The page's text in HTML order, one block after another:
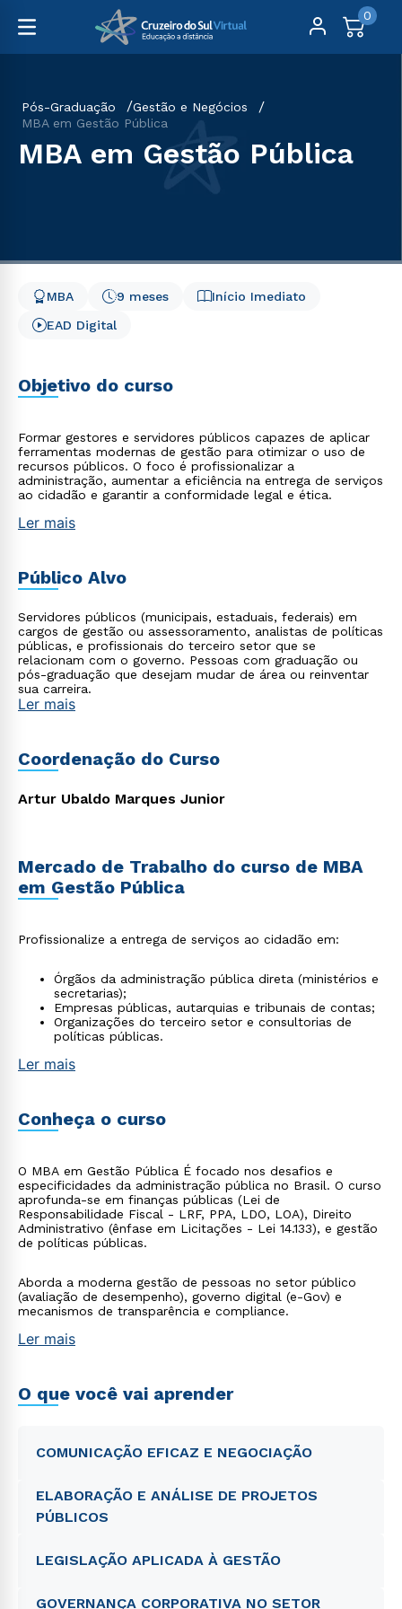
0
Pós-Graduação
Gestão e Negócios
MBA em Gestão Pública
MBA em Gestão Pública
Início Imediato
9 meses
MBA
EAD Digital
Objetivo do curso
Formar gestores e servidores públicos capazes de aplicar
ferramentas modernas de gestão para otimizar o uso de
recursos públicos. O foco é profissionalizar a
administração, aumentar a eficiência na entrega de serviços
ao cidadão e garantir a conformidade legal e ética.
Ler mais
Público Alvo
Servidores públicos (municipais, estaduais, federais) em
cargos de gestão ou assessoramento, analistas de políticas
públicas, e profissionais do terceiro setor que se
relacionam com o governo. Pessoas com graduação ou
pós-graduação que desejam mudar de área ou reinventar
sua carreira.
Ler mais
Coordenação do Curso
Artur Ubaldo Marques Junior
Mercado de Trabalho do curso de MBA
em Gestão Pública
Profissionalize a entrega de serviços ao cidadão em:
Órgãos da administração pública direta (ministérios e
secretarias);
Empresas públicas, autarquias e tribunais de contas;
Organizações do terceiro setor e consultorias de
políticas públicas.
Ler mais
Conheça o curso
O MBA em Gestão Pública É focado nos desafios e
especificidades da administração pública no Brasil. O curso
aprofunda-se em finanças públicas (Lei de
Responsabilidade Fiscal - LRF, PPA, LDO, LOA), Direito
Administrativo (ênfase em Licitações - Lei 14.133), e gestão
de políticas públicas.
Aborda a moderna gestão de pessoas no setor público
(avaliação de desempenho), governo digital (e-Gov) e
mecanismos de transparência e compliance.
Ler mais
O que você vai aprender
COMUNICAÇÃO EFICAZ E NEGOCIAÇÃO
ELABORAÇÃO E ANÁLISE DE PROJETOS
PÚBLICOS
LEGISLAÇÃO APLICADA À GESTÃO
GOVERNANÇA CORPORATIVA NO SETOR